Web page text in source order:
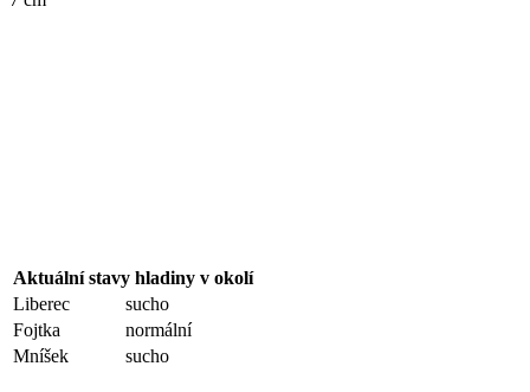
Aktuální stavy hladiny v okolí
Liberec
sucho
Fojtka
normální
Mníšek
sucho